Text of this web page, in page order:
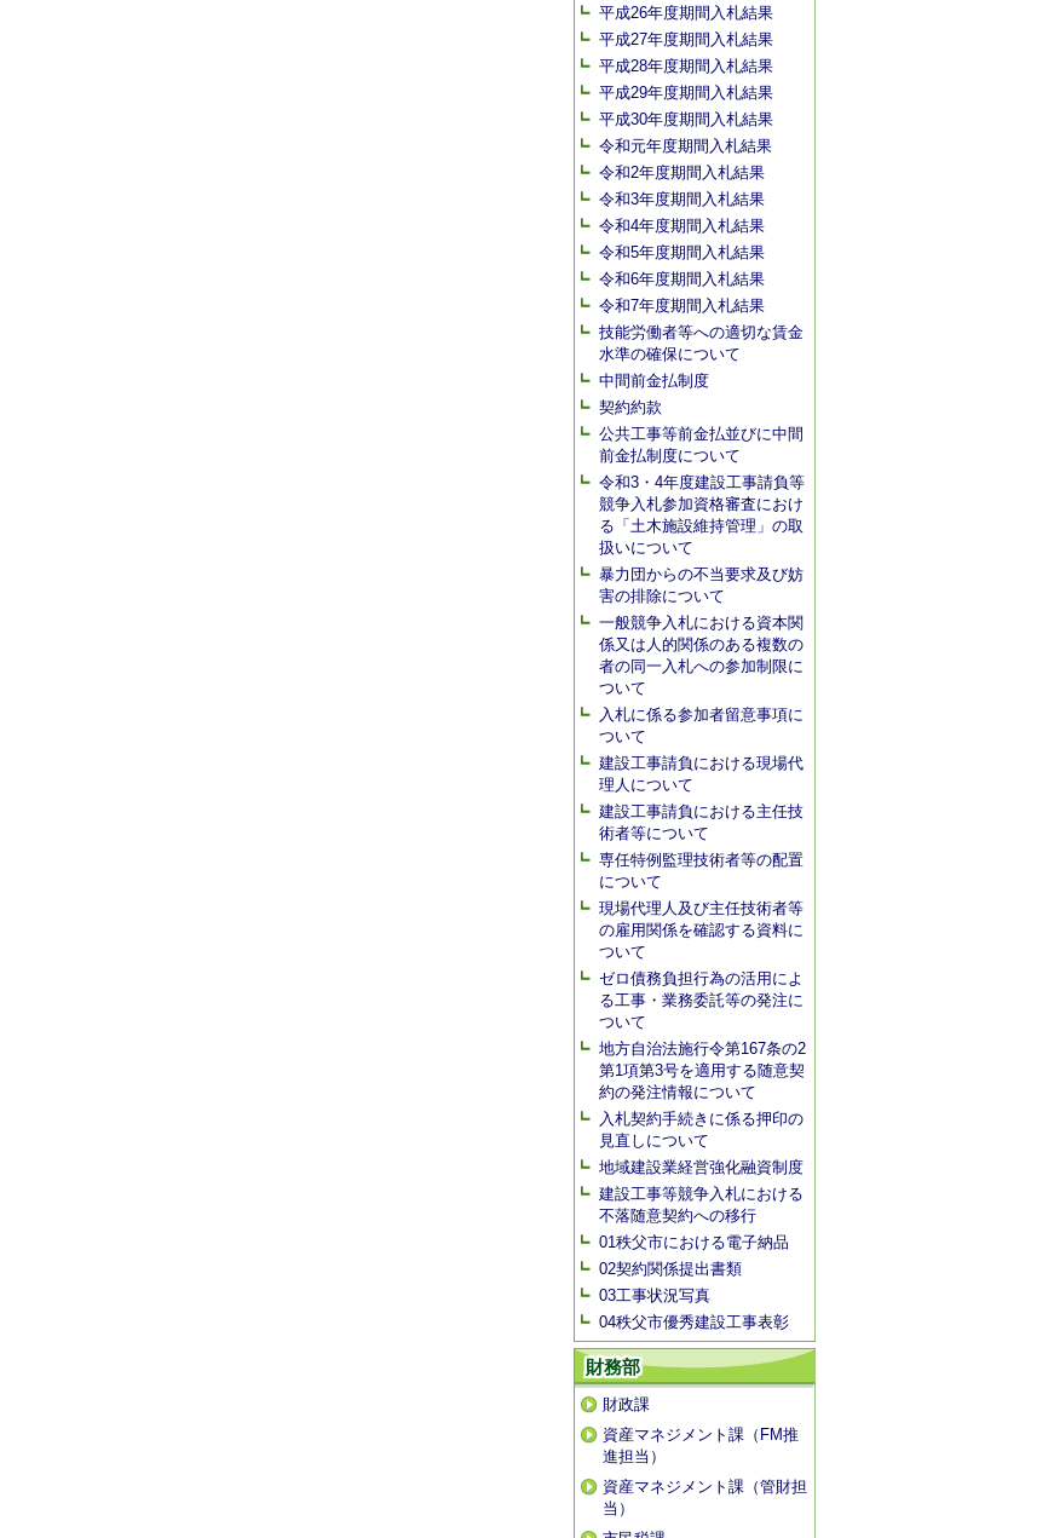
平成26年度期間入札結果
平成27年度期間入札結果
平成28年度期間入札結果
平成29年度期間入札結果
平成30年度期間入札結果
令和元年度期間入札結果
令和2年度期間入札結果
令和3年度期間入札結果
令和4年度期間入札結果
令和5年度期間入札結果
令和6年度期間入札結果
令和7年度期間入札結果
技能労働者等への適切な賃金
水準の確保について
中間前金払制度
契約約款
公共工事等前金払並びに中間
前金払制度について
令和3・4年度建設工事請負等
競争入札参加資格審査におけ
る「土木施設維持管理」の取
扱いについて
暴力団からの不当要求及び妨
害の排除について
一般競争入札における資本関
係又は人的関係のある複数の
者の同一入札への参加制限に
ついて
入札に係る参加者留意事項に
ついて
建設工事請負における現場代
理人について
建設工事請負における主任技
術者等について
専任特例監理技術者等の配置
について
現場代理人及び主任技術者等
の雇用関係を確認する資料に
ついて
ゼロ債務負担行為の活用によ
る工事・業務委託等の発注に
ついて
地方自治法施行令第167条の2
第1項第3号を適用する随意契
約の発注情報について
入札契約手続きに係る押印の
見直しについて
地域建設業経営強化融資制度
建設工事等競争入札における
不落随意契約への移行
01秩父市における電子納品
02契約関係提出書類
03工事状況写真
04秩父市優秀建設工事表彰
財務部
財政課
資産マネジメント課（FM推
進担当）
資産マネジメント課（管財担
当）